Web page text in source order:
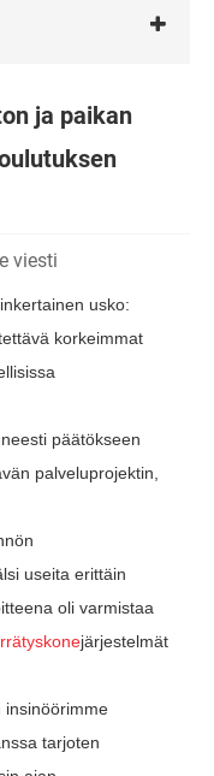
ja paikan
viesti
usko:
korkeimmat
päätökseen
palveluprojektin,
useita erittäin
oli varmistaa
järjestelmät
insinöörimme
tarjoten